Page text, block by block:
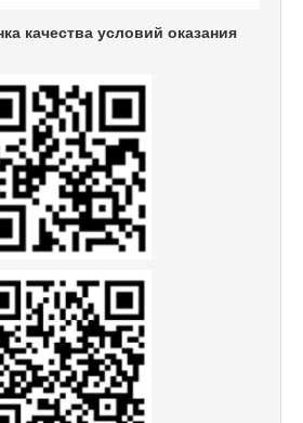
качества условий оказания